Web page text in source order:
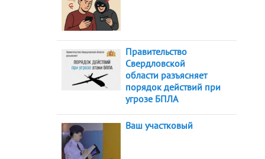
Правительство
Свердловской
области разъясняет
порядок действий при
угрозе БПЛА
Ваш участковый